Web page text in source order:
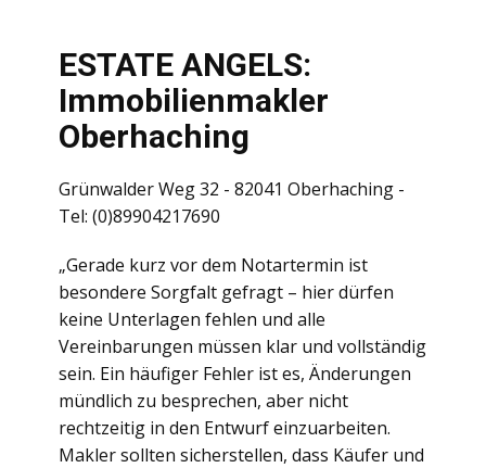
ESTATE ANGELS:
Immobilienmakler
Oberhaching
Grünwalder Weg 32 - 82041 Oberhaching -
Tel: (0)89904217690
„Gerade kurz vor dem Notartermin ist
besondere Sorgfalt gefragt – hier dürfen
keine Unterlagen fehlen und alle
Vereinbarungen müssen klar und vollständig
sein. Ein häufiger Fehler ist es, Änderungen
mündlich zu besprechen, aber nicht
rechtzeitig in den Entwurf einzuarbeiten.
Makler sollten sicherstellen, dass Käufer und